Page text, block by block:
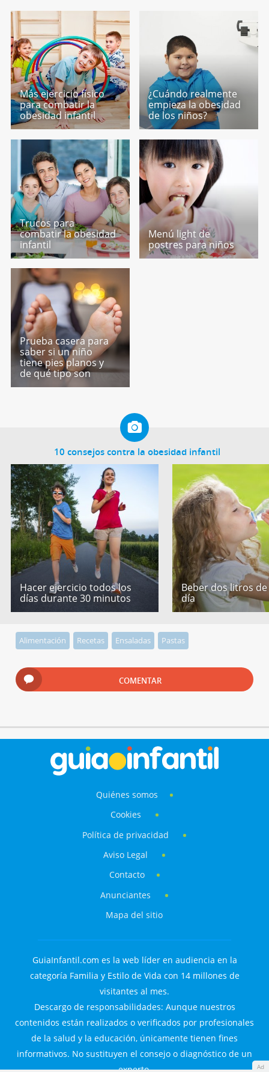
Más ejercicio físico
para combatir la
obesidad infantil
¿Cuándo realmente
empieza la obesidad
de los niños?
Trucos para
combatir la obesidad
infantil
Menú light de
postres para niños
Prueba casera para
saber si un niño
tiene pies planos y
de qué tipo son
10 consejos contra la obesidad infantil
Hacer ejercicio todos los
días durante 30 minutos
Beber dos litros
día
Alimentación Recetas Ensaladas Pastas
COMENTAR
Ad
Quiénes somos
Cookies
Política de privacidad
Aviso Legal
Contacto
Anunciantes
Mapa del sitio
GuiaInfantil.com es la web líder en audiencia en la
categoría Familia y Estilo de Vida con 14 millones de
visitantes al mes.
Descargo de responsabilidades: Aunque nuestros
contenidos están realizados o verificados por profesionales
de la salud y la educación, únicamente tienen fines
informativos. No sustituyen el consejo o diagnóstico de un
experto.